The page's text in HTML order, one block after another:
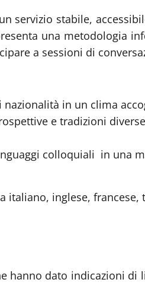
servizio stabile,
una metodologia
a sessioni di
in un clima
e tradizioni
colloquiali in una
italiano, inglese, francese,
hanno dato indicazioni